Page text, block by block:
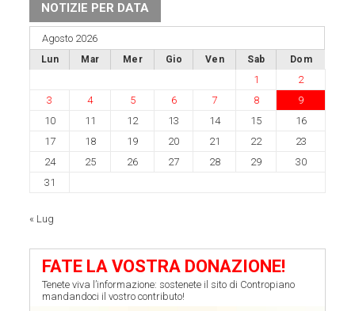
NOTIZIE PER DATA
Agosto 2026
Lun Mar Mer Gio Ven Sab Dom
1
2
3
4 5 6 7 8
9
10
11 12 13 14 15
16
17
18 19 20 21 22
23
24
25 26 27 28 29
30
31
« Lug
FATE LA VOSTRA DONAZIONE!
Tenete viva l’informazione: sostenete il sito di Contropiano
mandandoci il vostro contributo!